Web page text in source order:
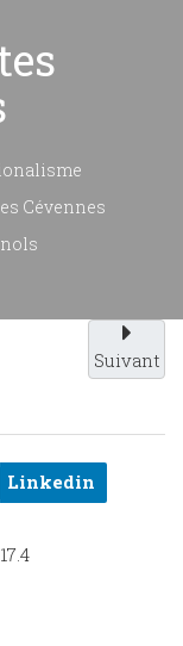
Cévennes
Suivant
Linkedin